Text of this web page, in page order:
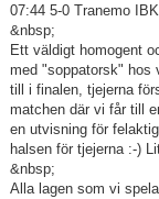
07:44 5-0 Tranemo IBK
&nbsp;
Ett väldigt homogent
med "soppatorsk" hos
till i finalen, tjejerna
matchen där vi får till
en utvisning för
halsen för tjejerna :-)
&nbsp;
Alla lagen som vi